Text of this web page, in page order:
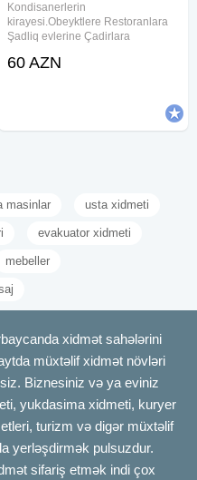
Kondisanerlerin
kirayesi.Obeyktlere Restoranlara
Şadliq evlerine Çadirlara
zamanindan asli olmayaraq 24/7
60 AZN
masinlar usta xidmeti
evakuator xidmeti
mebeller
xidmət sahələrini
müxtəlif xidmət növləri
Biznesiniz və ya eviniz
yukdasima xidmeti, kuryer
turizm və digər müxtəlif
yerləşdirmək pulsuzdur.
sifariş etmək indi çox